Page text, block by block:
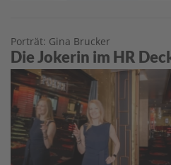
Porträt: Gina Brucker
Die Jokerin im HR
Image